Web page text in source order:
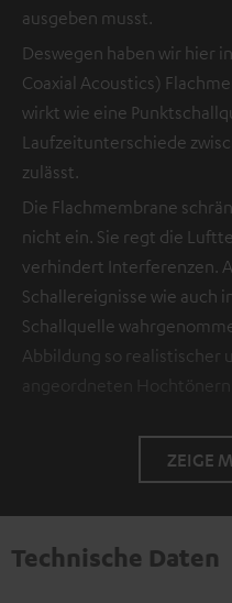
ausgeben musst.
Deswegen haben wir hier
Coaxial Acoustics)
wirkt wie eine
Laufzeitunterschiede
zulässt.
Die Flachmembrane
nicht ein. Sie regt die
verhindert Interferenzen.
Schallereignisse wie auch
Schallquelle
Abbildung so realistischer
ZEIGE
Technische Daten